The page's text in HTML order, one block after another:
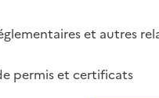
et autres
permis et certificats